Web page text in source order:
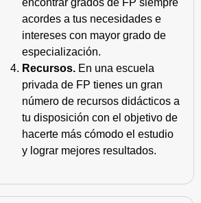
encontrar grados de FP siempre
acordes a tus necesidades e
intereses con mayor grado de
especialización.
Recursos. En una escuela
privada de FP tienes un gran
número de recursos didácticos a
tu disposición con el objetivo de
hacerte más cómodo el estudio
y lograr mejores resultados.